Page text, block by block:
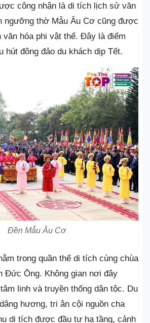
công nhận là di tích lịch sử văn
ngưỡng thờ Mẫu Âu Cơ cũng được
văn hóa phi vật thể. Đây là điểm
hút đông đảo du khách dịp Tết.
Đền Mẫu Âu Cơ
trong quần thể di tích cùng chùa
Đức Ông. Không gian nơi đây
linh và truyền thống dân tộc. Du
hương, tri ân cội nguồn cha
di tích được đầu tư hạ tầng, cảnh